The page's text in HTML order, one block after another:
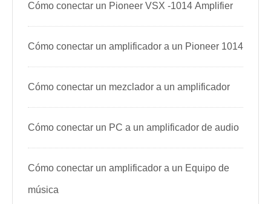
Cómo conectar un Pioneer VSX -1014 Amplifier
Cómo conectar un amplificador a un Pioneer 1014
Cómo conectar un mezclador a un amplificador
Cómo conectar un PC a un amplificador de audio
Cómo conectar un amplificador a un Equipo de
música